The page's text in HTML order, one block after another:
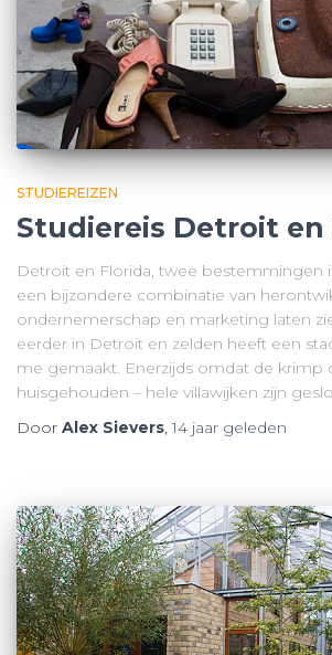
STUDIEREIZEN
Studiereis Detroit en
Detroit en Florida, twee bestemmingen
een bijzondere combinatie van
ondernemerschap en marketing laten
eerder in Detroit en zelden heeft een
me gemaakt. Enerzijds omdat de krimp
huisgehouden – hele villawijken zijn
Door Alex Sievers,14 jaar geleden